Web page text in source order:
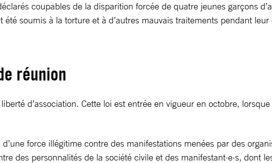
coupables de la disparition forcée de quatre jeunes garçons
soumis à la torture et à d’autres mauvais traitements pendant leur
réunion
d’association. Cette loi est entrée en vigueur en octobre,
force illégitime contre des manifestations menées par des
des personnalités de la société civile et des manifestant·e·s, dont